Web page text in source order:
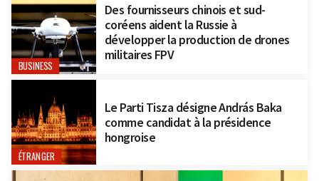
BUSINESS
Des fournisseurs chinois et sud-
coréens aident la Russie à
développer la production de drones
militaires FPV
ÉTRANGER
Le Parti Tisza désigne András Baka
comme candidat à la présidence
hongroise